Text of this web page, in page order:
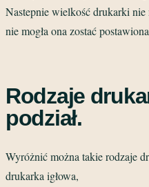
Nastepnie wielkość drukarki nie
nie mogła ona zostać
Rodzaje
podział.
Wyróżnić można takie rodzaje
drukarka igłowa,